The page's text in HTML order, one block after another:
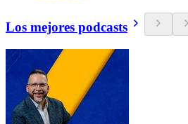
Los mejores podcasts